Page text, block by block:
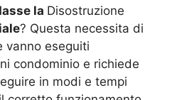
la Disostruzione
? Questa necessita di
vanno eseguiti
condominio e richiede
in modi e tempi